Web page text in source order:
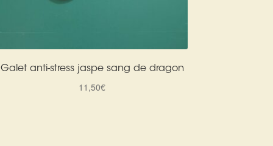
Galet anti-stress jaspe sang de dragon
11,50€